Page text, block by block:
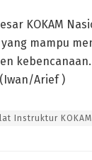
KOKAM
mampu
(Iwan/Arief )
Instruktur KOKAM